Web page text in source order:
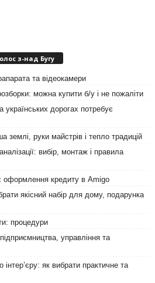
з-над Бугу
та відеокамери
можна купити б/у і не пожаліти
українських дорогах потребує
землі, руки майстрів і тепло традицій
вибір, монтаж і правила
оформлення кредиту в Amigo
якісний набір для дому, подарунка
процедури
управління та
як вибрати практичне та